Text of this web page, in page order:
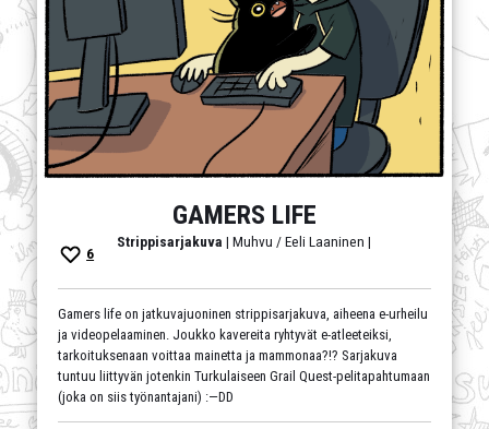
GAMERS LIFE
Strippisarjakuva | Muhvu / Eeli Laaninen |
6
Gamers life on jatkuvajuoninen strippisarjakuva, aiheena e-urheilu
ja videopelaaminen. Joukko kavereita ryhtyvät e-atleeteiksi,
tarkoituksenaan voittaa mainetta ja mammonaa?!? Sarjakuva
tuntuu liittyvän jotenkin Turkulaiseen Grail Quest-pelitapahtumaan
(joka on siis työnantajani) :—DD